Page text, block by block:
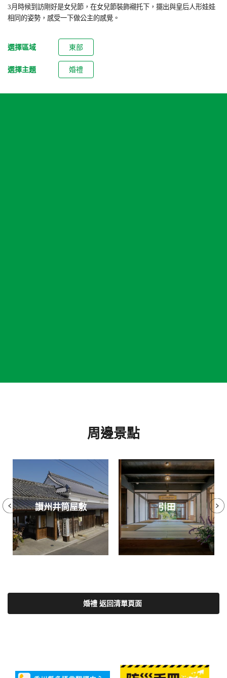
3 月時候到訪剛好是女兒節，在女兒節裝飾襯托下，擺出與皇后人形娃娃
相同的姿勢，感受一下做公主的感覺。
選擇區域 東部
選擇主題 婚禮
周邊景點
讃州井筒屋敷 引田
婚禮 返回清單頁面